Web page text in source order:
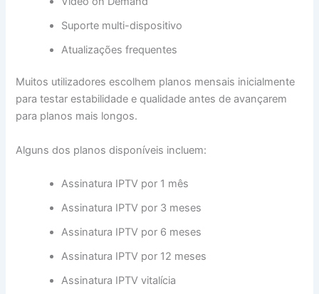
Suporte multi-dispositivo
Atualizações frequentes
Muitos utilizadores escolhem planos mensais inicialmente
para testar estabilidade e qualidade antes de avançarem
para planos mais longos.
Alguns dos planos disponíveis incluem:
Assinatura IPTV por 1 mês
Assinatura IPTV por 3 meses
Assinatura IPTV por 6 meses
Assinatura IPTV por 12 meses
Assinatura IPTV vitalícia